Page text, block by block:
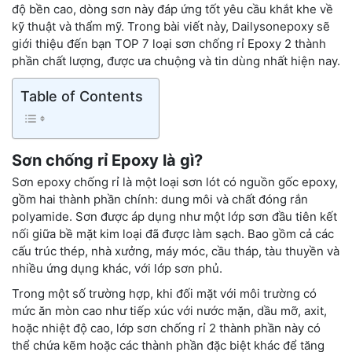
độ bền cao, dòng sơn này đáp ứng tốt yêu cầu khắt khe về
kỹ thuật và thẩm mỹ. Trong bài viết này, Dailysonepoxy sẽ
giới thiệu đến bạn TOP 7 loại sơn chống rỉ Epoxy 2 thành
phần chất lượng, được ưa chuộng và tin dùng nhất hiện nay.
Table of Contents
Sơn chống rỉ Epoxy là gì?
Sơn epoxy chống rỉ là một loại sơn lót có nguồn gốc epoxy,
gồm hai thành phần chính: dung môi và chất đóng rắn
polyamide. Sơn được áp dụng như một lớp sơn đầu tiên kết
nối giữa bề mặt kim loại đã được làm sạch. Bao gồm cả các
cấu trúc thép, nhà xưởng, máy móc, cầu tháp, tàu thuyền và
nhiều ứng dụng khác, với lớp sơn phủ.
Trong một số trường hợp, khi đối mặt với môi trường có
mức ăn mòn cao như tiếp xúc với nước mặn, dầu mỡ, axit,
hoặc nhiệt độ cao, lớp sơn chống rỉ 2 thành phần này có
thể chứa kẽm hoặc các thành phần đặc biệt khác để tăng